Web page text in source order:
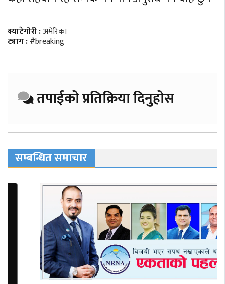
क्याटेगोरी :अमेरिका
ट्याग :#breaking
तपाईको प्रतिक्रिया दिनुहोस
सम्बन्धित समाचार